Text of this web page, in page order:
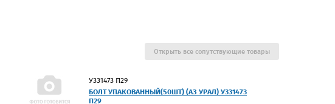
У331473 П29
БОЛТ УПАКОВАННЫЙ(50ШТ) (АЗ УРАЛ) У331473
П29
Открыть все сопутствующие товары